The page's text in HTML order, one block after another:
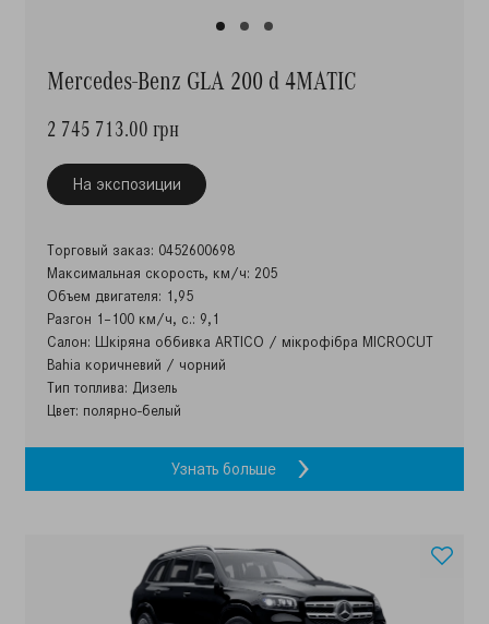
Mercedes-Benz GLA 200 d 4MATIC
2 745 713.00 грн
На экспозиции
Торговый заказ: 0452600698
Максимальная скорость, км/ч: 205
Объем двигателя: 1,95
Разгон 1–100 км/ч, с.: 9,1
Салон: Шкіряна оббивка ARTICO / мікрофібра MICROCUT
Bahia коричневий / чорний
Тип топлива: Дизель
Цвет: полярно-белый
Узнать больше